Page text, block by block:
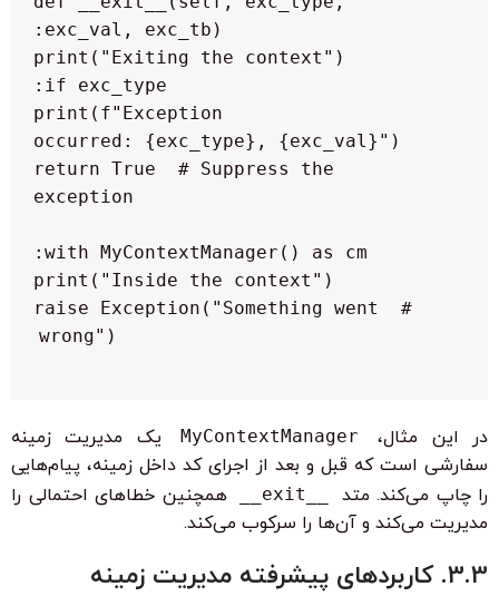
            print(f"Exception
        return True  # Suppress the
    # raise Exception("Something went
wrong")
در این مثال، MyContextManager
یک مدیریت زمینه
سفارشی است که قبل و بعد از اجرای کد داخل زمینه، پیام‌هایی
را چاپ می‌کند. متد
همچنین خطاهای احتمالی را
مدیریت می‌کند و آن‌ها را سرکوب می‌کند.
3.3. کاربردهای پیشرفته مدیریت زمینه